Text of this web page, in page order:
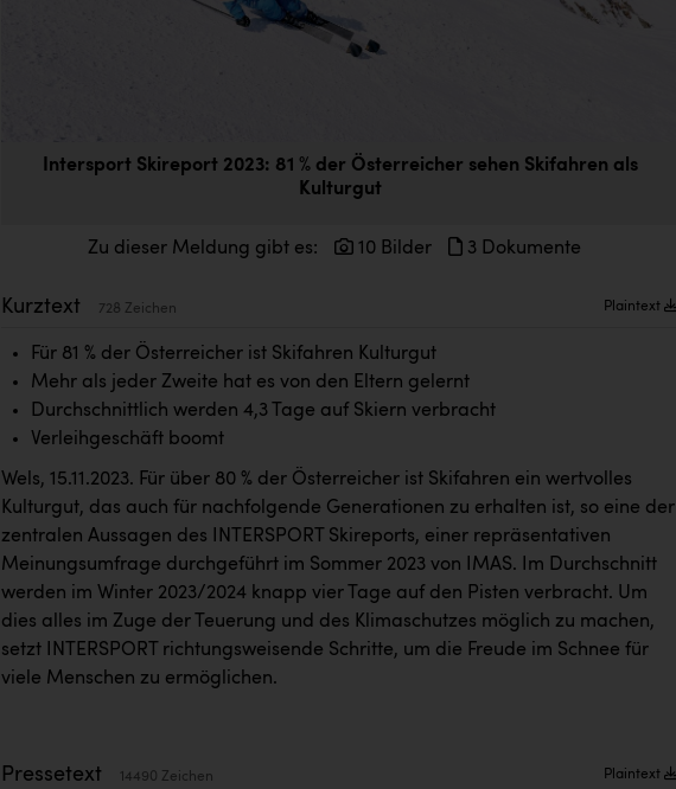
Intersport Skireport 2023: 81 % der Österreicher sehen Skifahren als
Kulturgut
Zu dieser Meldung gibt es: 10 Bilder 3 Dokumente
Kurztext 728 Zeichen Plaintext
Für 81 % der Österreicher ist Skifahren Kulturgut
Mehr als jeder Zweite hat es von den Eltern gelernt
Durchschnittlich werden 4,3 Tage auf Skiern verbracht
Verleihgeschäft boomt
Wels, 15.11.2023. Für über 80 % der Österreicher ist Skifahren ein wertvolles
Kulturgut, das auch für nachfolgende Generationen zu erhalten ist, so eine der
zentralen Aussagen des INTERSPORT Skireports, einer repräsentativen
Meinungsumfrage durchgeführt im Sommer 2023 von IMAS. Im Durchschnitt
werden im Winter 2023/2024 knapp vier Tage auf den Pisten verbracht. Um
dies alles im Zuge der Teuerung und des Klimaschutzes möglich zu machen,
setzt INTERSPORT richtungsweisende Schritte, um die Freude im Schnee für
viele Menschen zu ermöglichen.
Pressetext 14490 Zeichen Plaintext